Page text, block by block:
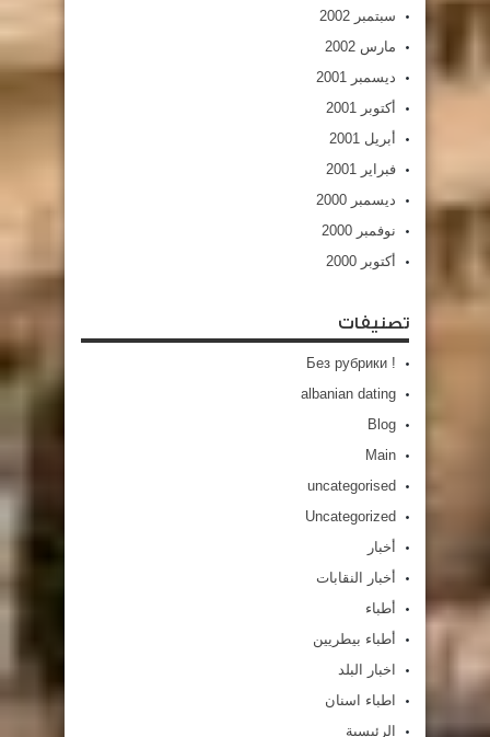
سبتمبر 2002
مارس 2002
ديسمبر 2001
أكتوبر 2001
أبريل 2001
فبراير 2001
ديسمبر 2000
نوفمبر 2000
أكتوبر 2000
تصنيفات
! Без рубрики
albanian dating
Blog
Main
uncategorised
Uncategorized
أخبار
أخبار النقابات
أطباء
أطباء بيطريين
اخبار البلد
اطباء اسنان
الرئيسية